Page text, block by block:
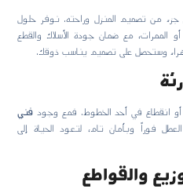
من تصميم المنزل وراحته. نوفر حلول
الممرات، مع ضمان جودة الأسلاك والقطع
وستحصل على تصميم يناسب ذوقك.
انقطاع في أحد الخطوط. فمع وجودفني
وبأمان تام، لتعود الحياة إلى